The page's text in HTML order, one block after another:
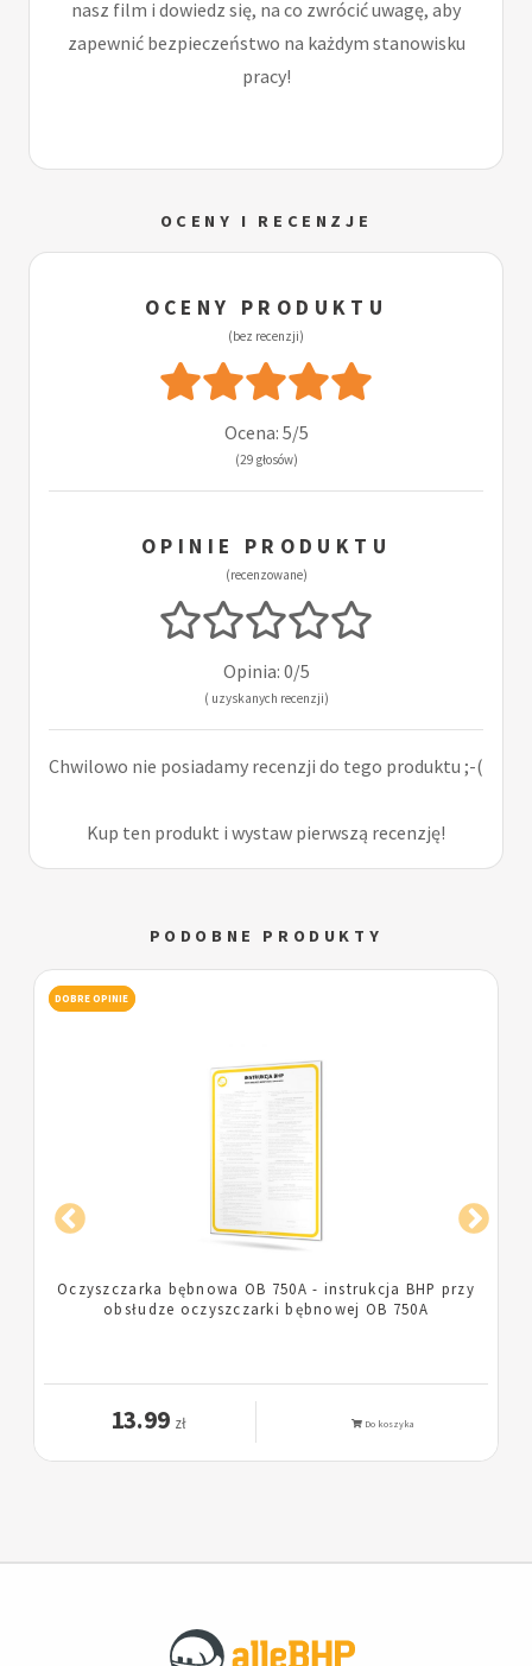
nasz film i dowiedz się, na co zwrócić uwagę, aby
zapewnić bezpieczeństwo na każdym stanowisku
pracy!
OCENY I RECENZJE
OCENY PRODUKTU
(bez recenzji)
Ocena: 5/5
(29 głosów)
OPINIE PRODUKTU
(recenzowane)
Opinia: 0/5
( uzyskanych recenzji)
Chwilowo nie posiadamy recenzji do tego produktu ;-(
Kup ten produkt i wystaw pierwszą recenzję!
PODOBNE PRODUKTY
Czyszczenie elementów metalowych - instrukcja BHP
przy oczyszczaniu elementów metalowych za pomocą
13.99 zł Do koszyka